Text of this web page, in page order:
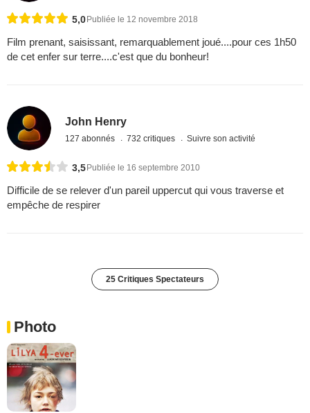
5,0Publiée le 12 novembre 2018
Film prenant, saisissant, remarquablement joué....pour ces 1h50
de cet enfer sur terre....c'est que du bonheur!
John Henry
127 abonnés 732 critiques Suivre son activité
3,5Publiée le 16 septembre 2010
Difficile de se relever d'un pareil uppercut qui vous traverse et
empêche de respirer
25 Critiques Spectateurs
Photo